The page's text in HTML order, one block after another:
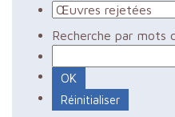
Recherche par mots